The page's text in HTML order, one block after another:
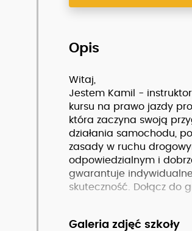
Opis
Witaj,
Jestem Kamil - instruktor
kursu na prawo jazdy
która zaczyna swoją
działania samochodu,
zasady w ruchu
odpowiedzialnym i
gwarantuje
skuteczność. Dołącz do
Zobacz pełny opis szkoły
Galeria zdjęć szkoły